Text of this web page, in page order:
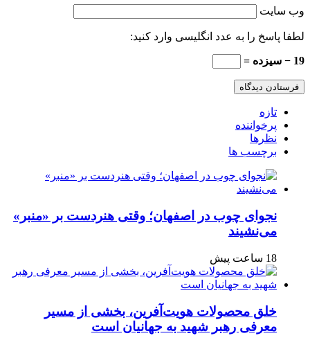
وب‌ سایت
لطفا پاسخ را به عدد انگلیسی وارد کنید:
19 − سیزده =
تازه
پرخواننده
نظرها
برچسب ها
نجوای چوب در اصفهان؛ وقتی هنردست بر «منبر»
می‌نشیند
18 ساعت پیش
خلق محصولات هویت‌آفرین، بخشی از مسیر
معرفی رهبر شهید به جهانیان است